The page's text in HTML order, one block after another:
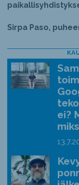
Sirpa Paso,
ei?